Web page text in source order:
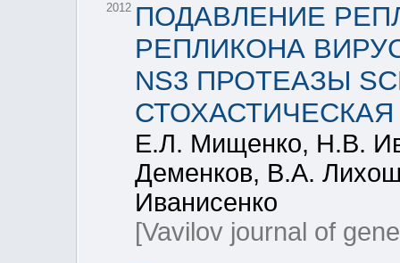
2012 ПОДАВЛЕНИЕ
РЕПЛИКОНА
NS3 ПРОТЕАЗЫ
Е.Л. Мищенко, Н.В.
Деменков, В.А.
Иванисенко
[Vavilov journal of